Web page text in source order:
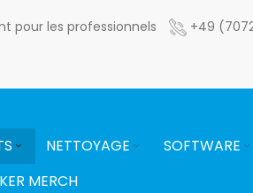
pour les professionnels +49
NETTOYAGE SOFTWARE
MERCH